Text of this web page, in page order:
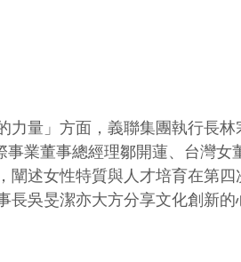
力量」方面，義聯集團執行長
事業董事總經理鄒開蓮、台灣
闡述女性特質與人才培育在第
長吳旻潔亦大方分享文化創新的